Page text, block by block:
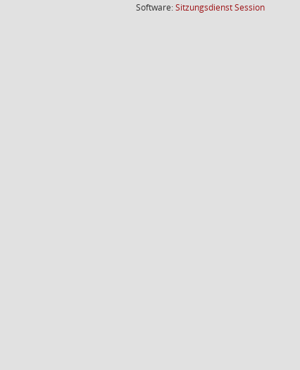
Software:SitzungsdienstSession(Wird in